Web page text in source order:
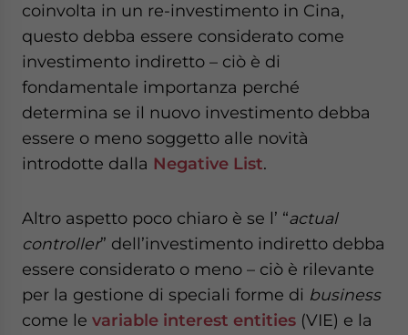
coinvolta in un re-investimento in Cina,
questo debba essere considerato come
investimento indiretto – ciò è di
fondamentale importanza perché
determina se il nuovo investimento debba
essere o meno soggetto alle novità
introdotte dalla Negative List.
Altro aspetto poco chiaro è se l’ “actual
controller” dell’investimento indiretto debba
essere considerato o meno – ciò è rilevante
per la gestione di speciali forme di business
come le variable interest entities (VIE) e la